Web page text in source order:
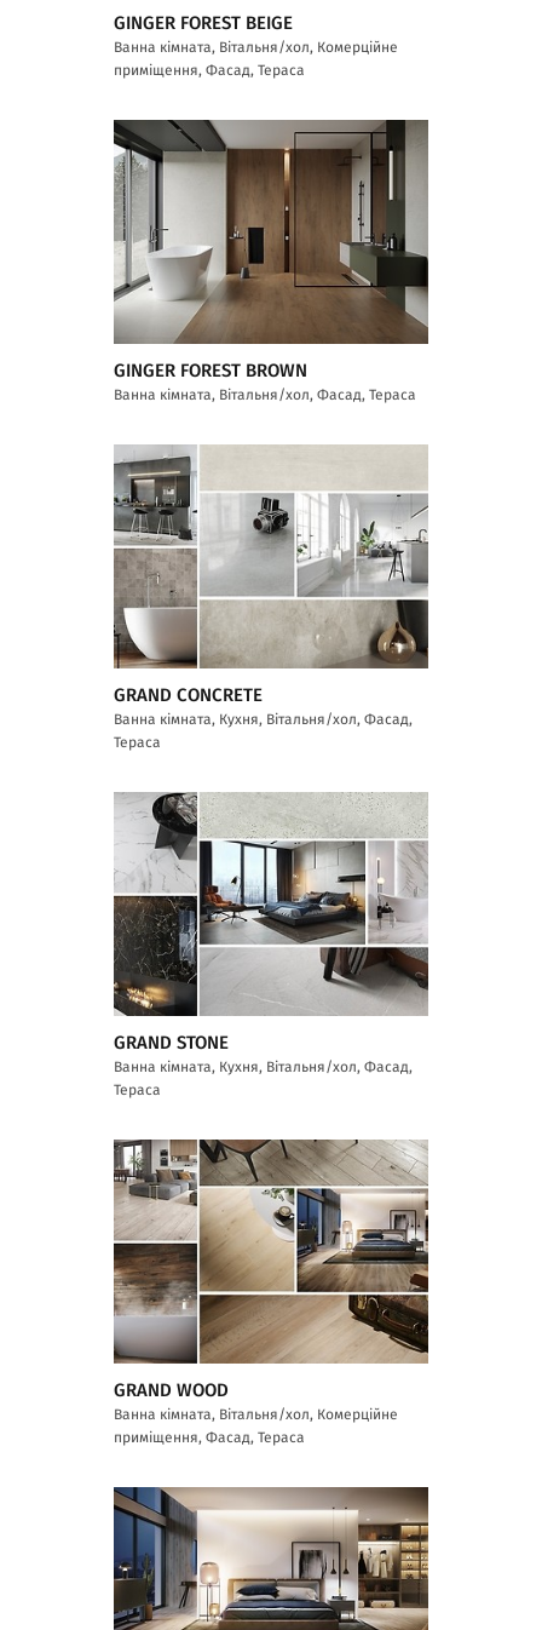
GINGER FOREST BEIGE
Ванна кімната, Вітальня/хол, Комерційне
приміщення, Фасад, Тераса
GINGER FOREST BROWN
Ванна кімната, Вітальня/хол, Фасад, Тераса
GRAND CONCRETE
Ванна кімната, Кухня, Вітальня/хол, Фасад,
Тераса
GRAND STONE
Ванна кімната, Кухня, Вітальня/хол, Фасад,
Тераса
GRAND WOOD
Ванна кімната, Вітальня/хол, Комерційне
приміщення, Фасад, Тераса